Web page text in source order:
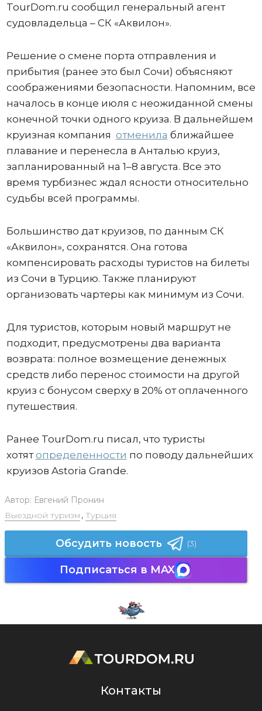
TourDom.ru сообщил генеральный агент
судовладельца – СК «Аквилон».
Решение о смене порта отправления и
прибытия (ранее это был Сочи) объясняют
соображениями безопасности. Напомним, все
началось в конце июля с неожиданной смены
конечной точки одного круиза. В дальнейшем
круизная компания отменила ближайшее
плавание и перенесла в Анталью круиз,
запланированный на 1–8 августа. Все это
время турбизнес ждал ясности относительно
судьбы всей программы.
Большинство дат круизов, по данным СК
«Аквилон», сохранятся. Она готова
компенсировать расходы туристов на билеты
из Сочи в Турцию. Также планируют
организовать чартеры как минимум из Сочи.
Для туристов, которым новый маршрут не
подходит, предусмотрены два варианта
возврата: полное возмещение денежных
средств либо перенос стоимости на другой
круиз с бонусом сверху в 20% от оплаченного
путешествия.
Ранее TourDom.ru писал, что туристы
хотятопределенности по поводу дальнейших
круизов Astoria Grande.
Автор: Евгений Пронин
Выездной туризм , Турция
Обсудить новость (3)
Подписаться в MAX
Контакты